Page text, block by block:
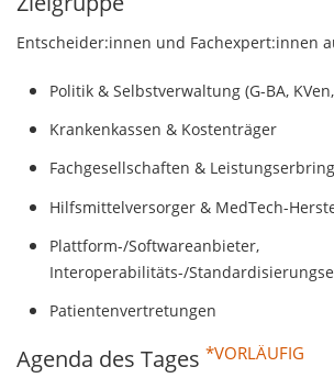
Entscheider:innen und Fachexpert:innen
Politik & Selbstverwaltung (G-BA,
Krankenkassen & Kostenträger
Fachgesellschaften &
Hilfsmittelversorger & MedTech-
Plattform-/Softwareanbieter,
Interoperabilitäts-/
Patientenvertretungen
Agenda des Tages *VORLÄUFIG